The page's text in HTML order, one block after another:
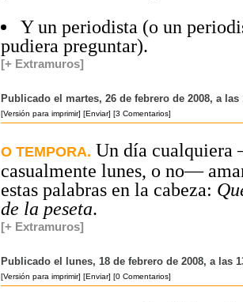
Y un periodista (o un
pudiera preguntar).
[+ Extramuros]
Publicado el martes, 26 de febrero de 2008, a
[Versión para imprimir] [Enviar] [3 Comentarios]
O TEMPORA. Un día
casualmente lunes, o no—
estas palabras en la cabeza:
de la peseta.
[+ Extramuros]
Publicado el lunes, 18 de febrero de 2008, a las
[Versión para imprimir] [Enviar] [0 Comentarios]